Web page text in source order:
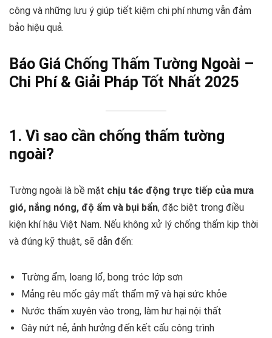
công và những lưu ý giúp tiết kiệm chi phí nhưng vẫn đảm
bảo hiệu quả.
Báo Giá Chống Thấm Tường Ngoài –
Chi Phí & Giải Pháp Tốt Nhất 2025
1. Vì sao cần chống thấm tường
ngoài?
Tường ngoài là bề mặt chịu tác động trực tiếp của mưa
gió, nắng nóng, độ ẩm và bụi bẩn, đặc biệt trong điều
kiện khí hậu Việt Nam. Nếu không xử lý chống thấm kịp thời
và đúng kỹ thuật, sẽ dẫn đến:
Tường ẩm, loang lổ, bong tróc lớp sơn
Mảng rêu mốc gây mất thẩm mỹ và hại sức khỏe
Nước thấm xuyên vào trong, làm hư hại nội thất
Gây nứt nẻ, ảnh hưởng đến kết cấu công trình